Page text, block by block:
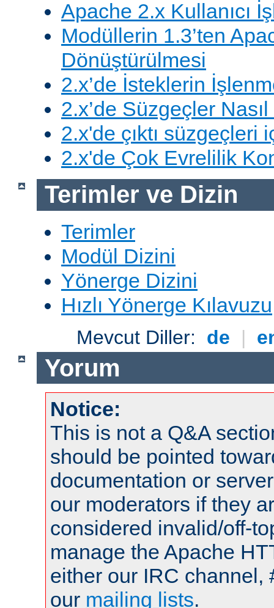
Apache 2.x Kullanıcı
Modüllerin 1.3’ten
Dönüştürülmesi
2.x’de İsteklerin
2.x’de Süzgeçler Nasıl
2.x'de çıktı süzgeçleri
2.x'de Çok Evrelilik
Terimler ve Dizin
Terimler
Modül Dizini
Yönerge Dizini
Hızlı Yönerge Kılavuzu
Mevcut Diller: de |
Yorum
Notice:
This is not a Q&A
should be pointed
documentation or
our moderators if they
considered invalid/off-
manage the Apache
either our IRC channel,
our mailing lists.